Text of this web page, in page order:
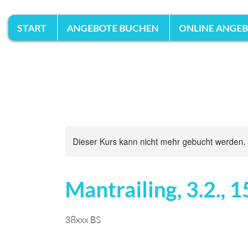
START ANGEBOTE BUCHEN ONLINE
Dieser Kurs kann nicht mehr gebucht werden.
Mantrailing, 3.2.,
38xxx BS